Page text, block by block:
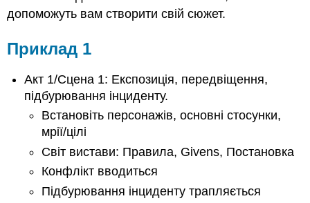
допоможуть вам створити свій сюжет.
Приклад 1
Акт 1/Сцена 1: Експозиція, передвіщення,
підбурювання інциденту.
Встановіть персонажів, основні стосунки,
мрії/цілі
Світ вистави: Правила, Givens, Постановка
Конфлікт вводиться
Підбурювання інциденту трапляється